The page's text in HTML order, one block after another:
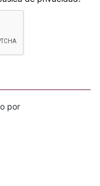
por